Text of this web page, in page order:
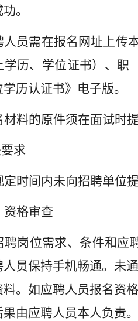
。
员需在报名网址上传
学历、学位证书）、职
学历认证书》电子版。
料的原件须在面试时提
求
定时间内未向招聘单位
资格审查
聘岗位需求、条件和应
员保持手机畅通。未
料。如应聘人员报名资
果由应聘人员本人负责